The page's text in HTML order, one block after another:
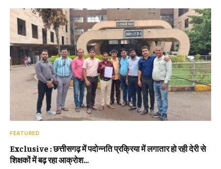
FEATURED
Exclusive : छत्तीसगढ़ में पदोन्नति प्रक्रिया में लगातार हो रही देरी से
शिक्षकों में बढ़ रहा आक्रोश…